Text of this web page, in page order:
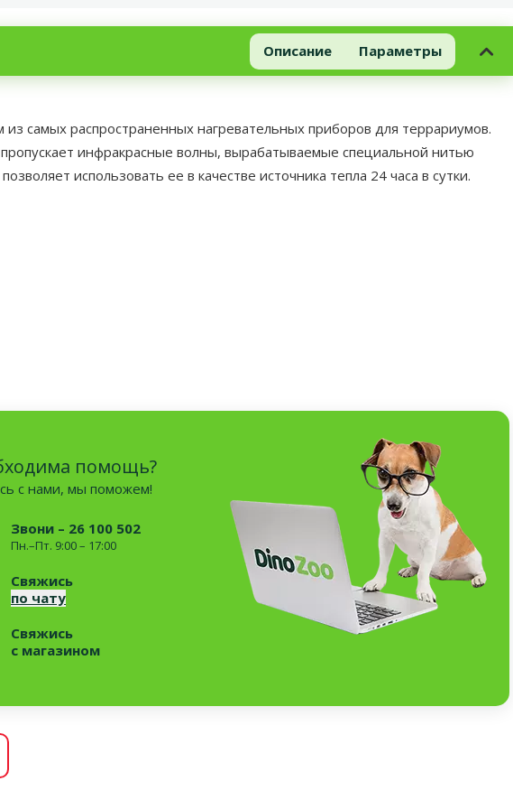
Описание Параметры
самых распространенных нагревательных приборов для террариумов.
инфракрасные волны, вырабатываемые специальной нитью
использовать ее в качестве источника тепла 24 часа в сутки.
помощь?
с нами, мы поможем!
Звони – 26 100 502
Пн.–Пт. 9:00 – 17:00
Свяжись
по чату
Свяжись
с магазином